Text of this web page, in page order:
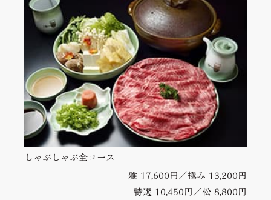
しゃぶしゃぶ全コース
雅 17,600円／極み 13,200円
特選 10,450円／松 8,800円